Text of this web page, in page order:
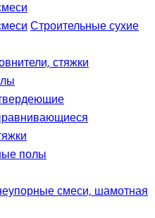
Строительные сухие
стяжки
полы
смеси, шамотная